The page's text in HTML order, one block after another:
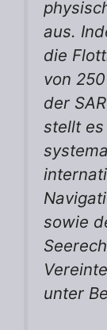
aus.
die
von
der
stellt
sowie
unter